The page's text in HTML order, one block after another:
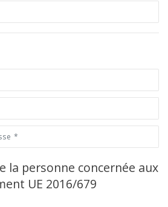
la personne concernée aux
UE 2016/679